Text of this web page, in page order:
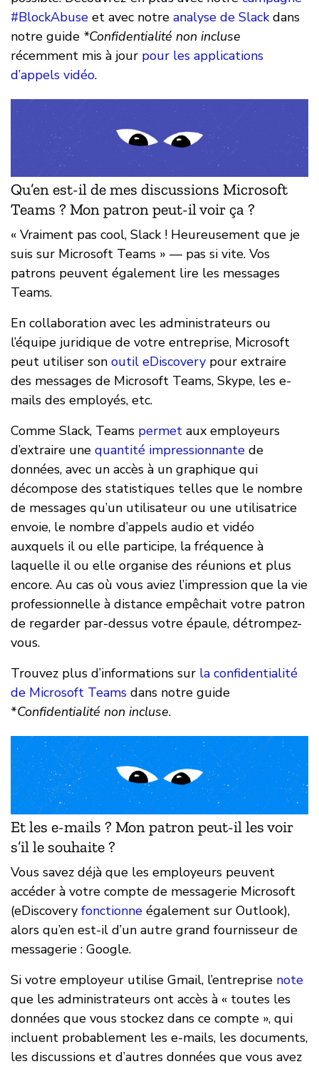
#BlockAbuse et avec notre analyse de Slackdans
notre guide *Confidentialité non incluse
récemment mis à jour pour les applications
d’appels vidéo.
Qu’en est-il de mes discussions Microsoft
Teams ? Mon patron peut-il voir ça ?
« Vraiment pas cool, Slack ! Heureusement que je
suis sur Microsoft Teams » — pas si vite. Vos
patrons peuvent également lire les messages
Teams.
En collaboration avec les administrateurs ou
l’équipe juridique de votre entreprise, Microsoft
peut utiliser son outil eDiscovery pour extraire
des messages de Microsoft Teams, Skype, les e-
mails des employés, etc.
Comme Slack, Teams permet aux employeurs
d’extraire une quantité impressionnante de
données, avec un accès à un graphique qui
décompose des statistiques telles que le nombre
de messages qu’un utilisateur ou une utilisatrice
envoie, le nombre d’appels audio et vidéo
auxquels il ou elle participe, la fréquence à
laquelle il ou elle organise des réunions et plus
encore. Au cas où vous aviez l’impression que la vie
professionnelle à distance empêchait votre patron
de regarder par-dessus votre épaule, détrompez-
vous.
Trouvez plus d’informations sur la confidentialité
de Microsoft Teams dans notre guide
*Confidentialité non incluse.
Et les e-mails ? Mon patron peut-il les voir
s’il le souhaite ?
Vous savez déjà que les employeurs peuvent
accéder à votre compte de messagerie Microsoft
(eDiscovery fonctionne également sur Outlook),
alors qu’en est-il d’un autre grand fournisseur de
messagerie : Google.
Si votre employeur utilise Gmail, l’entreprise note
que les administrateurs ont accès à « toutes les
données que vous stockez dans ce compte », qui
incluent probablement les e-mails, les documents,
les discussions et d’autres données que vous avez